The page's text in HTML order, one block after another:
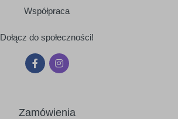
Współpraca
Dołącz do społeczności!
Zamówienia